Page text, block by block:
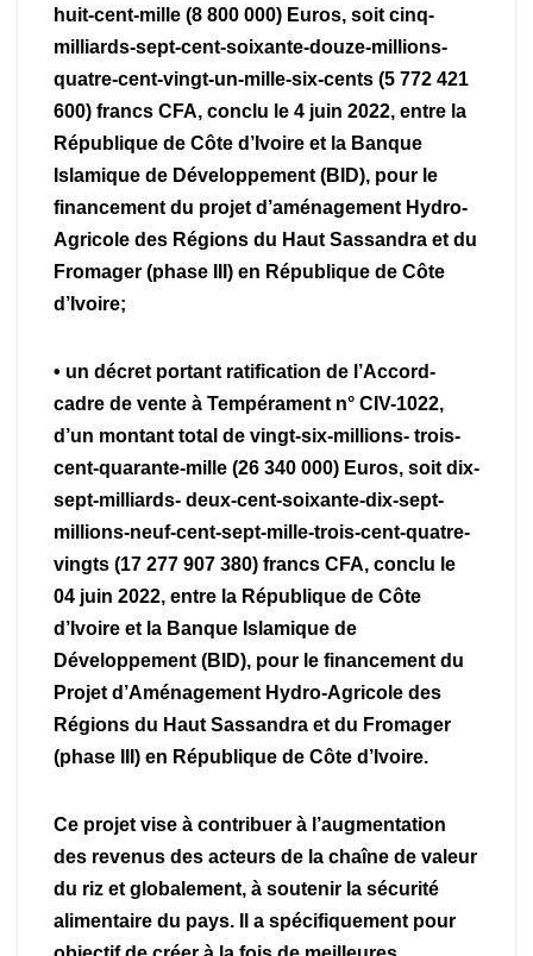
huit-cent-mille (8 800 000) Euros, soit cinq-
milliards-sept-cent-soixante-douze-millions-
quatre-cent-vingt-un-mille-six-cents (5 772 421
600) francs CFA, conclu le 4 juin 2022, entre la
République de Côte d’Ivoire et la Banque
Islamique de Développement (BID), pour le
financement du projet d’aménagement Hydro-
Agricole des Régions du Haut Sassandra et du
Fromager (phase III) en République de Côte
d’Ivoire;
• un décret portant ratification de l’Accord-
cadre de vente à Tempérament n° CIV-1022,
d’un montant total de vingt-six-millions- trois-
cent-quarante-mille (26 340 000) Euros, soit dix-
sept-milliards- deux-cent-soixante-dix-sept-
millions-neuf-cent-sept-mille-trois-cent-quatre-
vingts (17 277 907 380) francs CFA, conclu le
04 juin 2022, entre la République de Côte
d’Ivoire et la Banque Islamique de
Développement (BID), pour le financement du
Projet d’Aménagement Hydro-Agricole des
Régions du Haut Sassandra et du Fromager
(phase III) en République de Côte d’Ivoire.
Ce projet vise à contribuer à l’augmentation
des revenus des acteurs de la chaîne de valeur
du riz et globalement, à soutenir la sécurité
alimentaire du pays. Il a spécifiquement pour